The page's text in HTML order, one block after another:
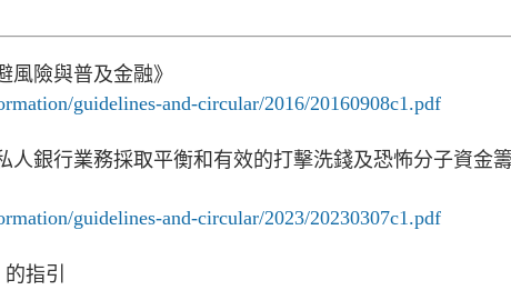
風險與普及金融》
guidelines-and-circular/2016/20160908c1.pdf
人銀行業務採取平衡和有效的打擊洗錢及恐怖分子資金
guidelines-and-circular/2023/20230307c1.pdf
指引